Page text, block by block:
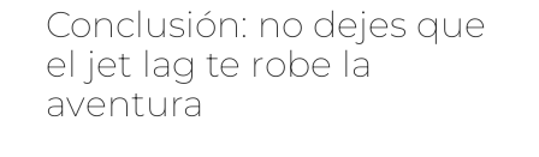
Conclusión: no dejes que
el jet lag te robe la
aventura